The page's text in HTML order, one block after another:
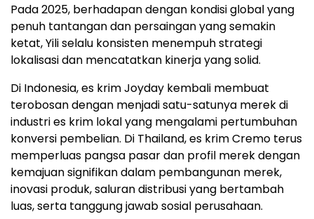
Pada 2025, berhadapan dengan kondisi global yang
penuh tantangan dan persaingan yang semakin
ketat, Yili selalu konsisten menempuh strategi
lokalisasi dan mencatatkan kinerja yang solid.
Di Indonesia, es krim Joyday kembali membuat
terobosan dengan menjadi satu-satunya merek di
industri es krim lokal yang mengalami pertumbuhan
konversi pembelian. Di Thailand, es krim Cremo terus
memperluas pangsa pasar dan profil merek dengan
kemajuan signifikan dalam pembangunan merek,
inovasi produk, saluran distribusi yang bertambah
luas, serta tanggung jawab sosial perusahaan.